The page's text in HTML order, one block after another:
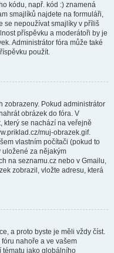
kódu, např. kód :) znamená
smajlíků najdete na formuláři,
se nepoužívat smajlíky v příliš
příspěvku a moderátoři by je
Administrátor fóra může také
použít.
zobrazeny. Pokud administrátor
obrázek do fóra. V
který se nachází na veřejně
muj-obrazek.gif.
vlastním počítači (pokud to
za nějakým
na seznamu.cz nebo v Gmailu,
zobrazil, vložte adresu, která
a proto byste je měli vždy číst.
nahoře a ve vašem
tématu jako globálního